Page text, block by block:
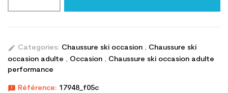
edit Categories: Chaussure ski occasion , Chaussure ski
occasion adulte , Occasion , Chaussure ski occasion adulte
performance
announcement Référence: 17948_f05c